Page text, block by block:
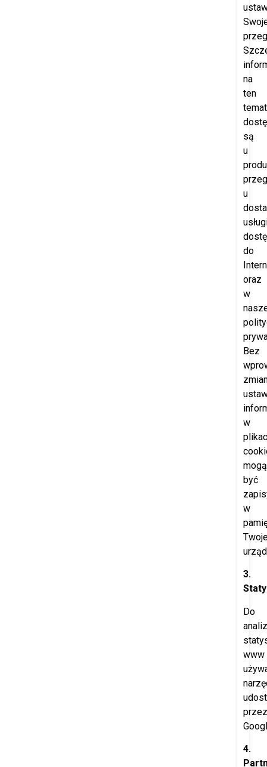
na
ten
temat
są
u
u
do
oraz
w
Bez
w
mogą
być
w
3.
Do
www
przez
4.